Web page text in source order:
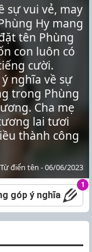
sự vui vẻ, may
Hy mang
tên Phùng
con luôn có
cười.
nghĩa về sự
trong Phùng
Cha mẹ
lai tươi
thành công
điển tên - 06/06/2023
góp ý nghĩa
1